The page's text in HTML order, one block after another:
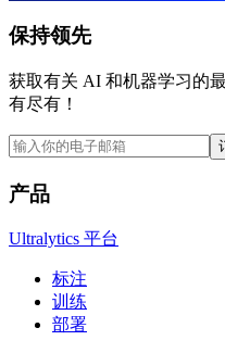
保持领先
获取有关 AI 和机器学习的
有尽有！
产品
Ultralytics 平台
标注
训练
部署